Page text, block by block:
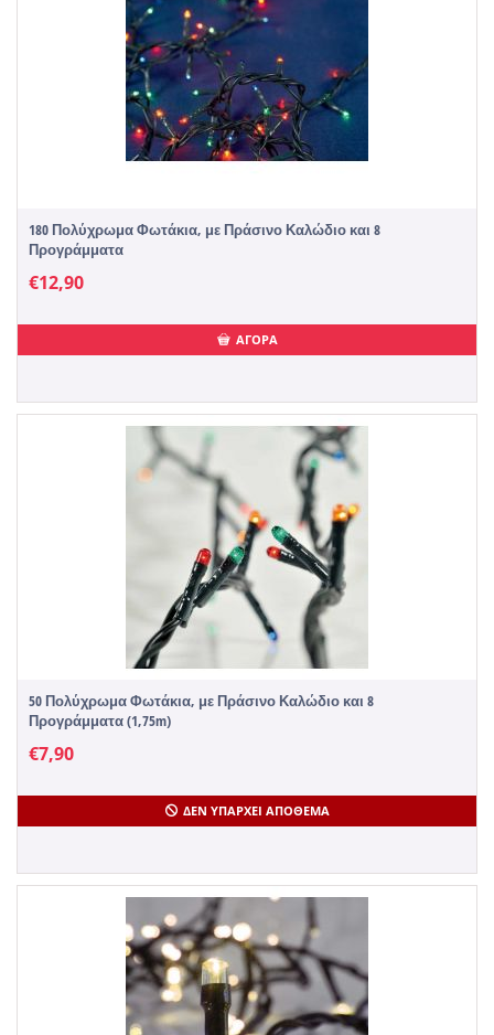
180 Πολύχρωμα Φωτάκια, με Πράσινο Καλώδιο και 8
Προγράμματα
€12,90
ΑΓΟΡΑ
50 Πολύχρωμα Φωτάκια, με Πράσινο Καλώδιο και 8
Προγράμματα (1,75m)
€7,90
ΔΕΝ ΥΠΆΡΧΕΙ ΑΠΌΘΕΜΑ